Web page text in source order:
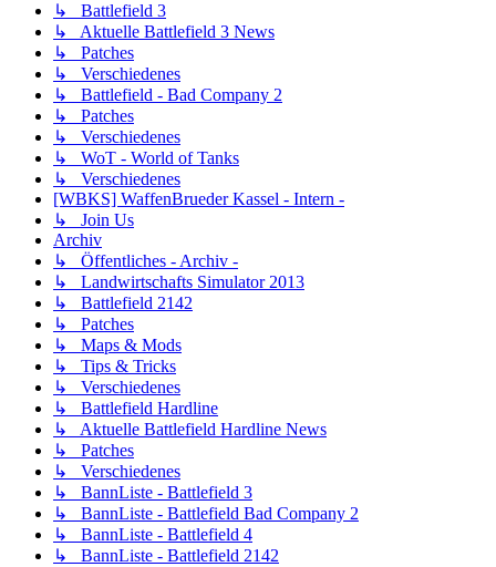
↳ Battlefield 3
↳ Aktuelle Battlefield 3 News
↳ Patches
↳ Verschiedenes
↳ Battlefield - Bad Company 2
↳ Patches
↳ Verschiedenes
↳ WoT - World of Tanks
↳ Verschiedenes
[WBKS] WaffenBrueder Kassel - Intern -
↳ Join Us
Archiv
↳ Öffentliches - Archiv -
↳ Landwirtschafts Simulator 2013
↳ Battlefield 2142
↳ Patches
↳ Maps & Mods
↳ Tips & Tricks
↳ Verschiedenes
↳ Battlefield Hardline
↳ Aktuelle Battlefield Hardline News
↳ Patches
↳ Verschiedenes
↳ BannListe - Battlefield 3
↳ BannListe - Battlefield Bad Company 2
↳ BannListe - Battlefield 4
↳ BannListe - Battlefield 2142